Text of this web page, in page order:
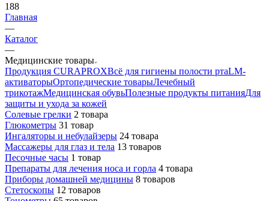
188
Главная
—
Каталог
—
Медицинские товары
Продукция CURAPROXВсё для гигиены полости ртаLM-
активаторыОртопедические товарыЛечебный
трикотажМедицинская обувьПолезные продукты питанияДля
защиты и ухода за кожей
Cолевые грелки 2 товара
Глюкометры 31 товар
Ингаляторы и небулайзеры 24 товара
Массажеры для глаз и тела 13 товаров
Песочные часы 1 товар
Препараты для лечения носа и горла 4 товара
Приборы домашней медицины 8 товаров
Стетоскопы 12 товаров